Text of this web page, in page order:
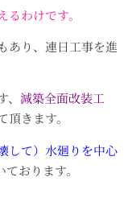
わけです。
あり、連日工事を進
減築全面改装工
頂きます。
して）水廻りを中心
おります。